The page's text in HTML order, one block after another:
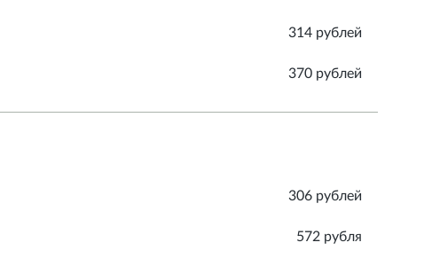
314 рублей
370 рублей
306 рублей
572 рубля